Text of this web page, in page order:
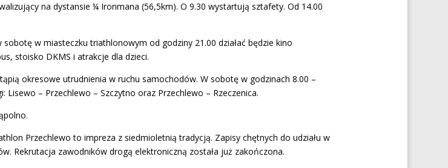
na dystansie ¼ Ironmana (56,5km). O 9.30 wystartują sztafety. Od 14.00
w miasteczku triathlonowym od godziny 21.00 działać będzie kino
stoisko DKMS i atrakcje dla dzieci.
okresowe utrudnienia w ruchu samochodów. W sobotę w godzinach 8.00 –
Lisewo – Przechlewo – Szczytno oraz Przechlewo – Rzeczenica.
Przechlewo to impreza z siedmioletnią tradycją. Zapisy chętnych do udziału w
Rekrutacja zawodników drogą elektroniczną została już zakończona.